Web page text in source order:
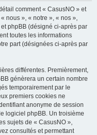
comment « CasusNO » et
nous », « notre », « nos »,
phpBB (désigné ci-après par
toutes les informations
part (désignées ci-après par
différentes. Premièrement,
génèrera un certain nombre
temporairement par le
premiers cookies ne
anonyme de session
logiciel phpBB. Un troisième
sujets de « CasusNO »,
consultés et permettant